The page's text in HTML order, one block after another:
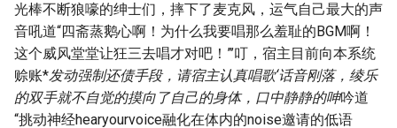
光棒不断狼嚎的绅士们，摔下了麦克风，运气自己最大的声
音吼道“四斋蒸鹅心啊！为什么我要唱那么羞耻的BGM啊！
这个威风堂堂让狂三去唱才对吧！”’叮，宿主目前向本系统
赊账*发动强制还债手段，请宿主认真唱歌‘话音刚落，绫乐
的双手就不自觉的摸向了自己的身体，口中静静的呻吟道
“挑动神经hearyourvoice融化在体内的noise邀请的低语